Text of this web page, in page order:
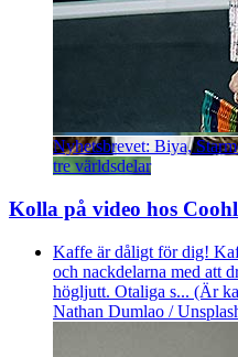
Nyhetsbrevet: Biya,
tre världsdelar
Kolla på video hos
Kaffe är dåligt för dig!
och nackdelarna med att
högljutt. Otaliga s... (Är
Nathan Dumlao /